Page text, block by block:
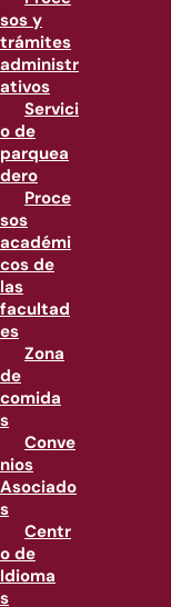
sos y
trámites
administr
ativos
Servici
o de
parquea
dero
Proce
sos
académi
cos de
las
facultad
es
Zona
de
comida
s
Conve
nios
Asociado
s
Centr
o de
Idioma
s